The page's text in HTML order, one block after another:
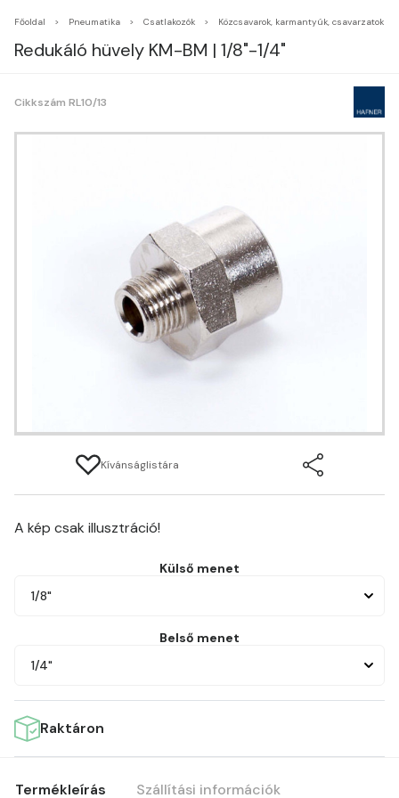
Főoldal Pneumatika Csatlakozók Közcsavarok, karmantyúk, csavarzatok
Redukáló hüvely KM-BM | 1/8"-1/4"
Cikkszám RL10/13
Kívánságlistára
A kép csak illusztráció!
Külső menet
1/8"
Belső menet
1/4"
Raktáron
Termékleírás Szállítási információk